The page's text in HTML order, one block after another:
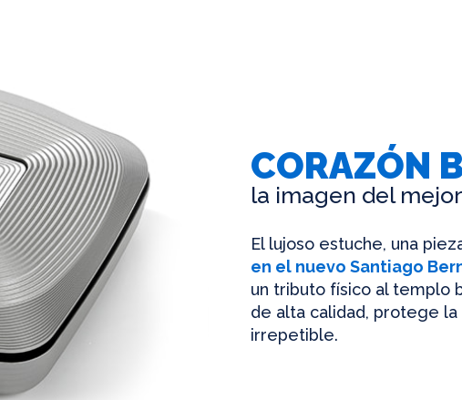
CORAZÓN
la imagen del
El lujoso estuche, una
en el nuevo Santiago
un tributo físico al templo
de alta calidad, protege
irrepetible.